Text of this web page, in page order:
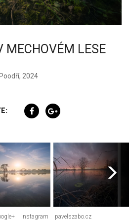
MECHOVÉM LESE
Poodří, 2024
instagram pavelszabo.cz